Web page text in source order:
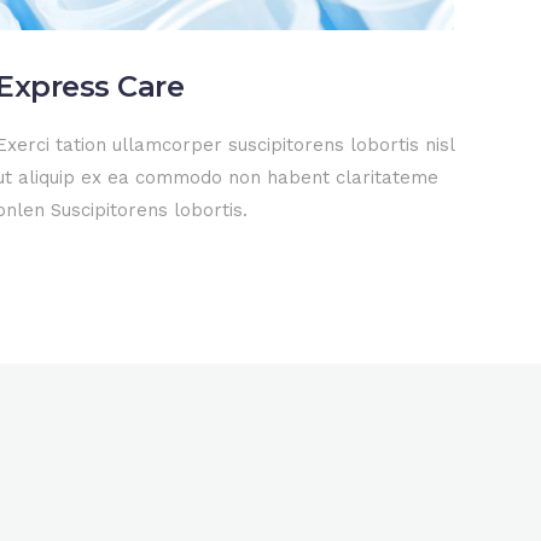
Care
tation ullamcorper suscipitorens lobortis nisl
aliquip ex ea commodo non habent claritateme
Suscipitorens lobortis.